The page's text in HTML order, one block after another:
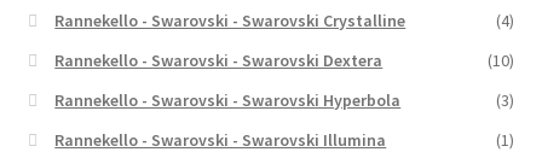
Rannekello - Swarovski - Swarovski Crystalline
(4)
Rannekello - Swarovski - Swarovski Dextera
(10)
Rannekello - Swarovski - Swarovski Hyperbola
(3)
Rannekello - Swarovski - Swarovski Illumina
(1)